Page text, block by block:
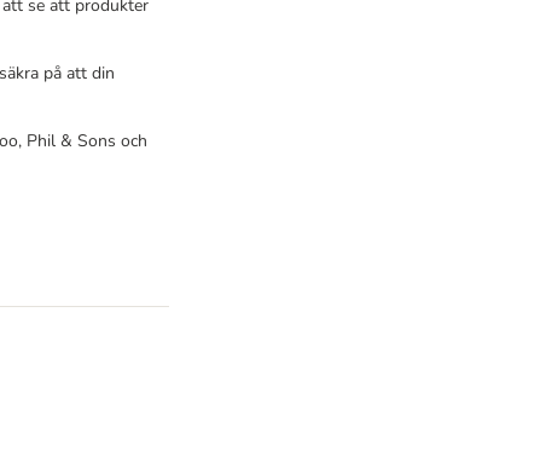
se att produkter
på att din
Phil & Sons och